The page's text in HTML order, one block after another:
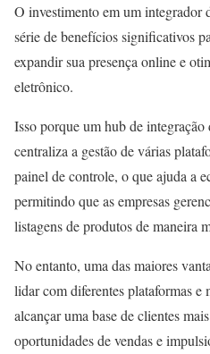
O investimento em um integrador
série de benefícios significativos
expandir sua presença online e
eletrônico.
Isso porque um hub de
centraliza a gestão de várias
painel de controle, o que ajuda a
permitindo que as empresas
listagens de produtos de maneira
No entanto, uma das maiores
lidar com diferentes plataformas e
alcançar uma base de clientes
oportunidades de vendas e